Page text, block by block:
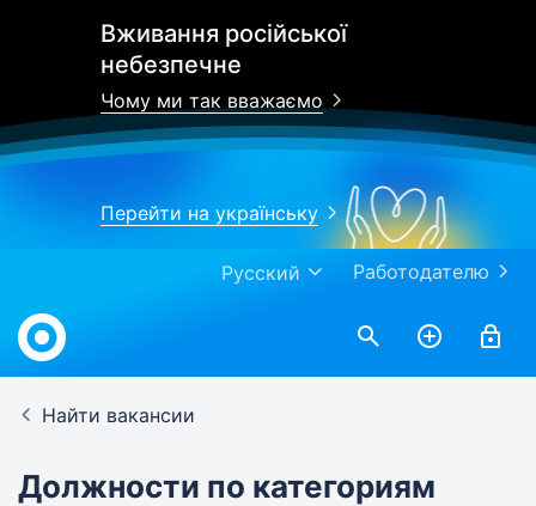
Вживання російської
небезпечне
Чому ми так вважаємо
Перейти на українську
Работодателю
Русский
Найти вакансии
Должности по категориям